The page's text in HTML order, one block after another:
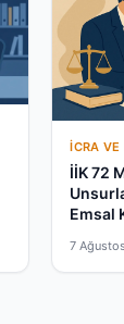
İCRA VE
İİK 72
Emsal
7